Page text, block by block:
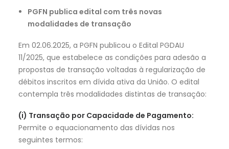
PGFN publica edital com três novas
modalidades de transação
Em 02.06.2025, a PGFN publicou o Edital PGDAU
11/2025, que estabelece as condições para adesão a
propostas de transação voltadas à regularização de
débitos inscritos em dívida ativa da União. O edital
contempla três modalidades distintas de transação:
(i) Transação por Capacidade de Pagamento:
Permite o equacionamento das dívidas nos
seguintes termos: